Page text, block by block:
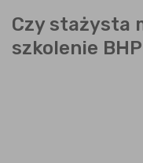
Czy stażysta
szkolenie